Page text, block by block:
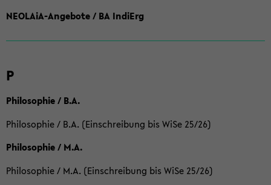
NEOLAiA-Angebote / BA IndiErg
P
Philosophie / B.A.
Philosophie / B.A. (Einschreibung bis WiSe 25/26)
Philosophie / M.A.
Philosophie / M.A. (Einschreibung bis WiSe 25/26)